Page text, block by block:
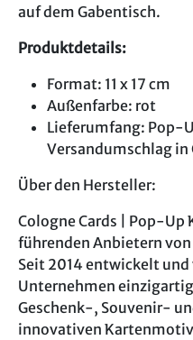
auf dem Gabentisch.
Produktdetails:
Format: 11 x 17 cm
Außenfarbe: rot
Lieferumfang: Pop-
Versandumschlag
Über den Hersteller:
Cologne Cards | Pop-Up
führenden Anbietern
Seit 2014 entwickelt
Unternehmen
Geschenk-, Souvenir-
innovativen